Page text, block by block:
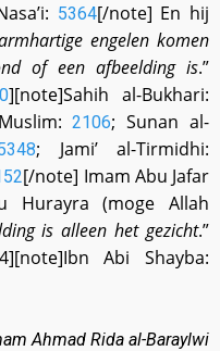
5364[/note] En hij
engelen komen
of een afbeelding is.”
][note]Sahih al-Bukhari:
2106; Sunan al-
; Jami’ al-Tirmidhi:
[/note] Imam Abu Jafar
Hurayra (moge Allah
is alleen het gezicht.”
Abi Shayba:
Ahmad Rida al-Baraylwi